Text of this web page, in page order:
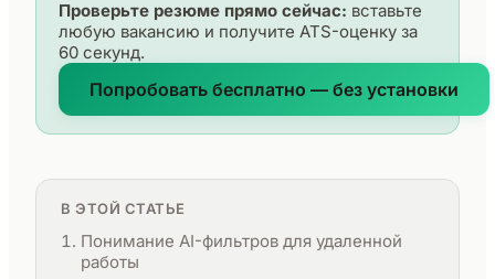
Проверьте резюме прямо сейчас: вставьте
любую вакансию и получите ATS-оценку за
60 секунд.
Попробовать бесплатно — без установки
В ЭТОЙ СТАТЬЕ
Понимание AI-фильтров для удаленной
работы